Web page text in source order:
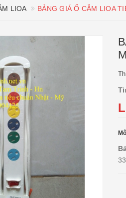
LIOA BẢNG GIÁ Ổ CẮM LIOA